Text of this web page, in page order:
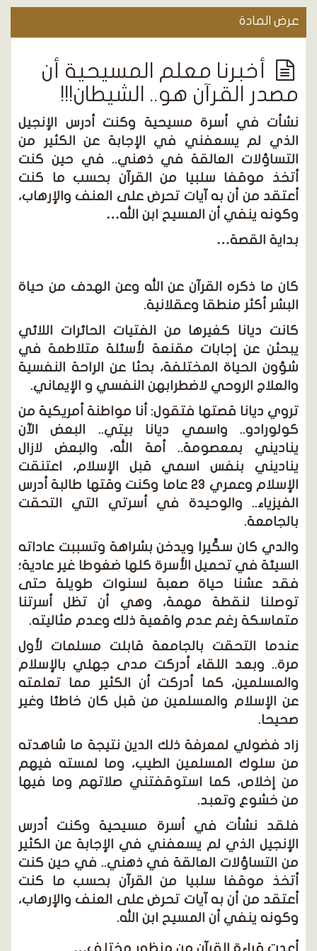
عرض المادة
أخبرنا معلم المسيحية أن
مصدر القرآن هو.. الشيطان!!!
نشأت في أسرة مسيحية وكنت أدرس الإنجيل
الذي لم يسعفني في الإجابة عن الكثير من
التساؤلات العالقة في ذهني.. في حين كنت
أتخذ موقفا سلبيا من القرآن بحسب ما كنت
أعتقد من أن به آيات تحرض على العنف والإرهاب،
وكونه ينفي أن المسيح ابن الله…
بداية القصة…
كان ما ذكره القرآن عن الله وعن الهدف من حياة
البشر أكثر منطقا وعقلانية.
كانت ديانا كغيرها من الفتيات الحائرات اللائي
يبحثن عن إجابات مقنعة لأسئلة متلاطمة في
شؤون الحياة المختلفة، بحثا عن الراحة النفسية
والعلاج الروحي لاضطرابهن النفسي و الإيماني.
تروي ديانا قصتها فتقول: أنا مواطنة أمريكية من
كولورادو.. واسمي ديانا بيتي.. البعض الآن
يناديني بمعصومة.. أمة الله، والبعض لازال
يناديني بنفس اسمي قبل الإسلام، اعتنقت
الإسلام وعمري 23 عاما وكنت وقتها طالبة أدرس
الفيزياء.. والوحيدة في أسرتي التي التحقت
بالجامعة.
والدي كان سكِّيرا ويدخن بشراهة وتسببت عاداته
السيئة في تحميل الأسرة كلها ضغوطا غير عادية؛
فقد عشنا حياة صعبة لسنوات طويلة حتى
توصلنا لنقطة مهمة، وهي أن تظل أسرتنا
متماسكة رغم عدم واقعية ذلك وعدم مثاليته.
عندما التحقت بالجامعة قابلت مسلمات لأول
مرة.. وبعد اللقاء أدركت مدى جهلي بالإسلام
والمسلمين، كما أدركت أن الكثير مما تعلمته
عن الإسلام والمسلمين من قبل كان خاطئا وغير
صحيحا.
زاد فضولي لمعرفة ذلك الدين نتيجة ما شاهدته
من سلوك المسلمين الطيب، وما لمسته فيهم
من إخلاص، كما استوقفتني صلاتهم وما فيها
من خشوع وتعبد.
فلقد نشأت في أسرة مسيحية وكنت أدرس
الإنجيل الذي لم يسعفني في الإجابة عن الكثير
من التساؤلات العالقة في ذهني.. في حين كنت
أتخذ موقفا سلبيا من القرآن بحسب ما كنت
أعتقد من أن به آيات تحرض على العنف والإرهاب،
وكونه ينفي أن المسيح ابن الله.
أعدت قراءة القرآن من منظور مختلف…